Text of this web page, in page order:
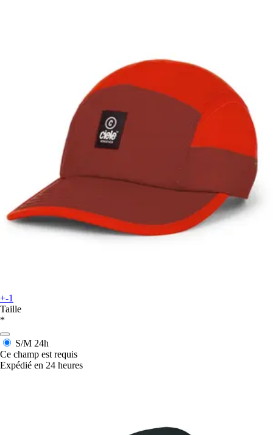
+-1
Taille
*
S/M 24h
Ce champ est requis
Expédié en 24 heures